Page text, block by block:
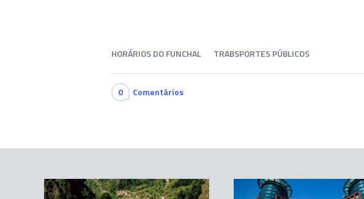
HORÁRIOS DO FUNCHAL TRABSPORTES PÚBLICOS
0 Comentários